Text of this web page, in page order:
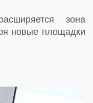
зона
новые площадки
городов